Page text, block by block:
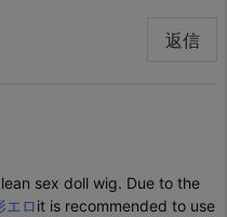
返信
sex doll wig. Due to the
エロit is recommended to use